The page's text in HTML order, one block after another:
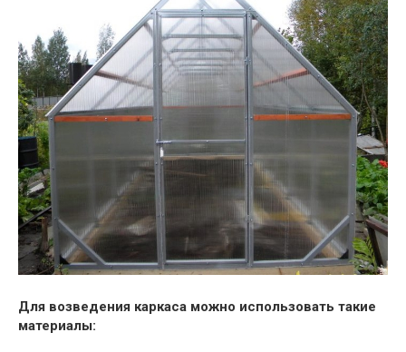
Для возведения каркаса можно использовать такие
материалы: